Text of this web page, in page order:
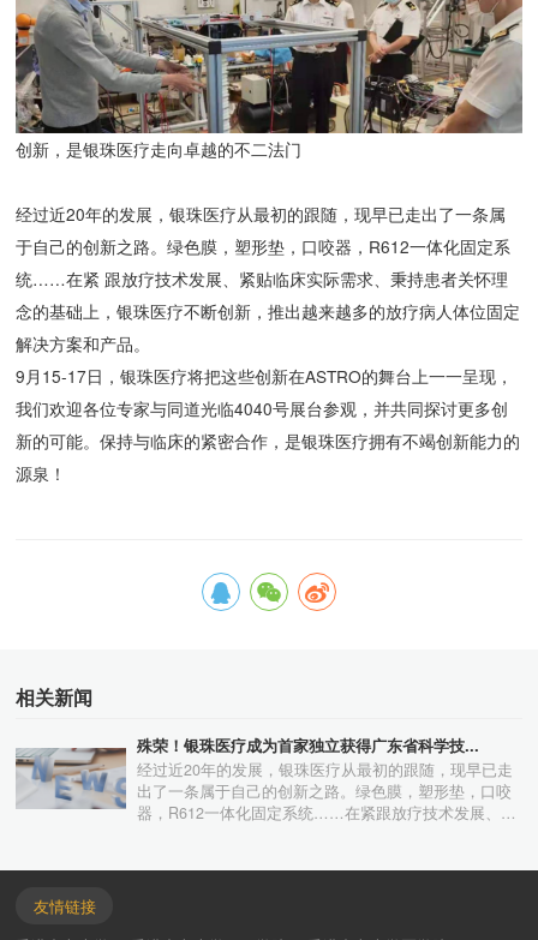
创新，是银珠医疗走向卓越的不二法门
解决方案和产品。
源泉！
相关新闻
殊荣！银珠医疗成为首家独立获得广东省科学技...
友情链接